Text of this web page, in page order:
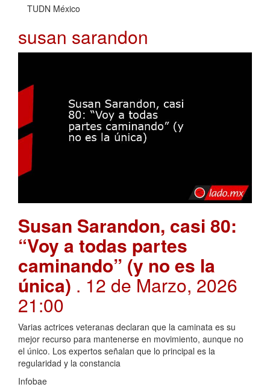
TUDN México
susan sarandon
Susan Sarandon, casi 80:
“Voy a todas partes
caminando” (y no es la
única) . 12 de Marzo, 2026
21:00
Varias actrices veteranas declaran que la caminata es su
mejor recurso para mantenerse en movimiento, aunque no
el único. Los expertos señalan que lo principal es la
regularidad y la constancia
Infobae